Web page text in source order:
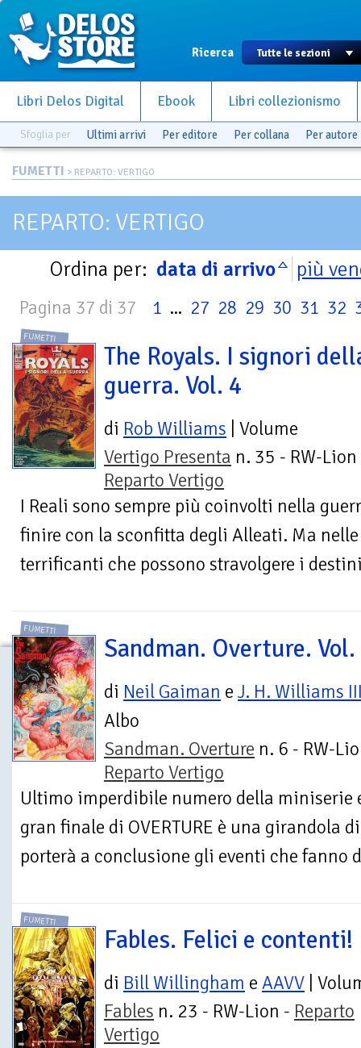
Ricerca
Libri Delos Digital Ebook Libri collezionismo
Sfoglia per Ultimi arrivi Per editore Per collana Per autore
FUMETTI > REPARTO: VERTIGO
REPARTO: VERTIGO
Ordina per: data di arrivo più
Pagina 37 di 37 1 ... 27 28 29 30 31 32
FUMETTI
The Royals. I signori
guerra. Vol. 4
di Rob Williams | Volume
Vertigo Presenta n. 35 - RW-
Reparto Vertigo
I Reali sono sempre più coinvolti nella
finire con la sconfitta degli Alleati. Ma nelle
terrificanti che possono stravolgere i
FUMETTI
Sandman. Overture.
di Neil Gaiman e J. H. Williams
Albo
Sandman. Overture n. 6 - RW-
Reparto Vertigo
Ultimo imperdibile numero della
gran finale di OVERTURE è una girandola
porterà a conclusione gli eventi che fanno
FUMETTI
Fables. Felici e contenti!
di Bill Willingham e AAVV |
Fables n. 23 - RW-Lion - Reparto
Vertigo